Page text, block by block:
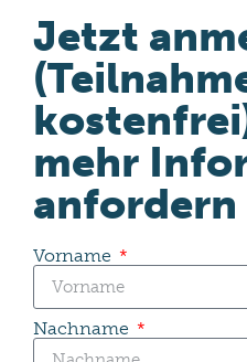
Jetzt
mehr
anfordern
Vorname
Nachname